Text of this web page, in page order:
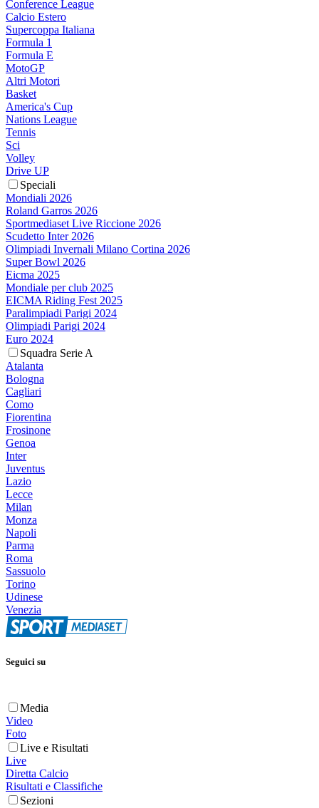
Conference League
Calcio Estero
Supercoppa Italiana
Formula 1
Formula E
MotoGP
Altri Motori
Basket
America's Cup
Nations League
Tennis
Sci
Volley
Drive UP
Speciali
Mondiali 2026
Roland Garros 2026
Sportmediaset Live Riccione 2026
Scudetto Inter 2026
Olimpiadi Invernali Milano Cortina 2026
Super Bowl 2026
Eicma 2025
Mondiale per club 2025
EICMA Riding Fest 2025
Paralimpiadi Parigi 2024
Olimpiadi Parigi 2024
Euro 2024
Squadra Serie A
Atalanta
Bologna
Cagliari
Como
Fiorentina
Frosinone
Genoa
Inter
Juventus
Lazio
Lecce
Milan
Monza
Napoli
Parma
Roma
Sassuolo
Torino
Udinese
Venezia
Seguici su
Media
Video
Foto
Live e Risultati
Live
Diretta Calcio
Risultati e Classifiche
Sezioni